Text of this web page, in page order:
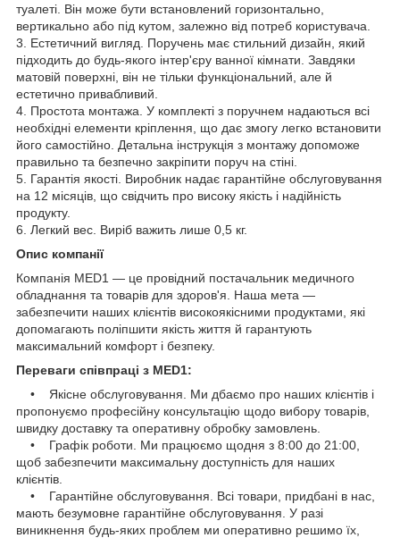
туалеті. Він може бути встановлений горизонтально,
вертикально або під кутом, залежно від потреб користувача.
3. Естетичний вигляд. Поручень має стильний дизайн, який
підходить до будь-якого інтер'єру ванної кімнати. Завдяки
матовій поверхні, він не тільки функціональний, але й
естетично привабливий.
4. Простота монтажа. У комплекті з поручнем надаються всі
необхідні елементи кріплення, що дає змогу легко встановити
його самостійно. Детальна інструкція з монтажу допоможе
правильно та безпечно закріпити поруч на стіні.
5. Гарантія якості. Виробник надає гарантійне обслуговування
на 12 місяців, що свідчить про високу якість і надійність
продукту.
6. Легкий вес. Виріб важить лише 0,5 кг.
Опис компанії
Компанія MED1 — це провідний постачальник медичного
обладнання та товарів для здоров'я. Наша мета —
забезпечити наших клієнтів високоякісними продуктами, які
допомагають поліпшити якість життя й гарантують
максимальний комфорт і безпеку.
Переваги співпраці з MED1:
• Якісне обслуговування. Ми дбаємо про наших клієнтів і
пропонуємо професійну консультацію щодо вибору товарів,
швидку доставку та оперативну обробку замовлень.
• Графік роботи. Ми працюємо щодня з 8:00 до 21:00,
щоб забезпечити максимальну доступність для наших
клієнтів.
• Гарантійне обслуговування. Всі товари, придбані в нас,
мають безумовне гарантійне обслуговування. У разі
виникнення будь-яких проблем ми оперативно решимо їх,